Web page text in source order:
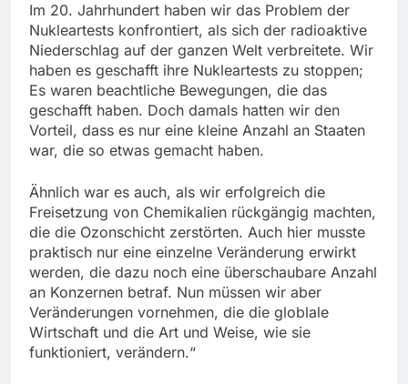
Im 20. Jahrhundert haben wir das Problem der
Nukleartests konfrontiert, als sich der radioaktive
Niederschlag auf der ganzen Welt verbreitete. Wir
haben es geschafft ihre Nukleartests zu stoppen;
Es waren beachtliche Bewegungen, die das
geschafft haben. Doch damals hatten wir den
Vorteil, dass es nur eine kleine Anzahl an Staaten
war, die so etwas gemacht haben.
Ähnlich war es auch, als wir erfolgreich die
Freisetzung von Chemikalien rückgängig machten,
die die Ozonschicht zerstörten. Auch hier musste
praktisch nur eine einzelne Veränderung erwirkt
werden, die dazu noch eine überschaubare Anzahl
an Konzernen betraf. Nun müssen wir aber
Veränderungen vornehmen, die die globlale
Wirtschaft und die Art und Weise, wie sie
funktioniert, verändern.“